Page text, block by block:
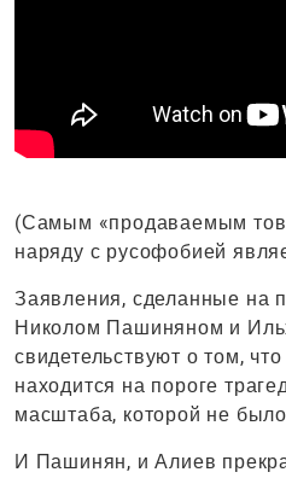
(Самым «продаваемым
наряду с русофобией
Заявления, сделанные на
Николом Пашиняном и
свидетельствуют о том,
находится на пороге
масштаба, которой не
И Пашинян, и Алиев